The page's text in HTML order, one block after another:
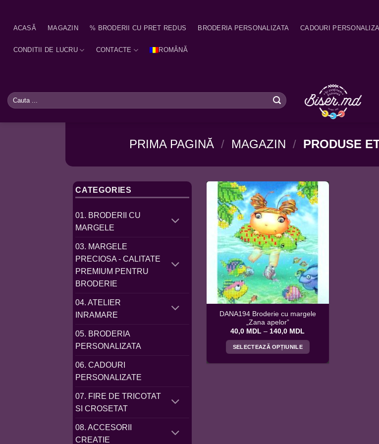
contentACASĂ MAGAZIN % BRODERII CU PRET REDUS BRODERIA PERSONALIZATA CADOURI
CONDITII DE LUCRU CONTACTE ROMÂNĂ
Caută
după:
PRIMA PAGINĂ / MAGAZIN / PRODUSE
CATEGORIES
01. BRODERII CU
MARGELE
03. MARGELE
PRECIOSA - CALITATE
PREMIUM PENTRU
BRODERIE
04. ATELIER
INRAMARE
05. BRODERIA
PERSONALIZATA
06. CADOURI
PERSONALIZATE
07. FIRE DE TRICOTAT
SI CROSETAT
08. ACCESORII
CREATIE
DANA194 Broderie cu margele
„Zana apelor”
40,0 MDL – 140,0 MDL
prețuri:
40,0 MDL
la
SELECTEAZĂ OPȚIUNILE